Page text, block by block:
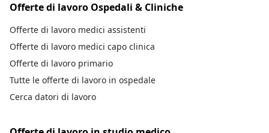
Offerte di lavoro Ospedali & Cliniche
Offerte di lavoro medici assistenti
Offerte di lavoro medici capo clinica
Offerte di lavoro primario
Tutte le offerte di lavoro in ospedale
Cerca datori di lavoro